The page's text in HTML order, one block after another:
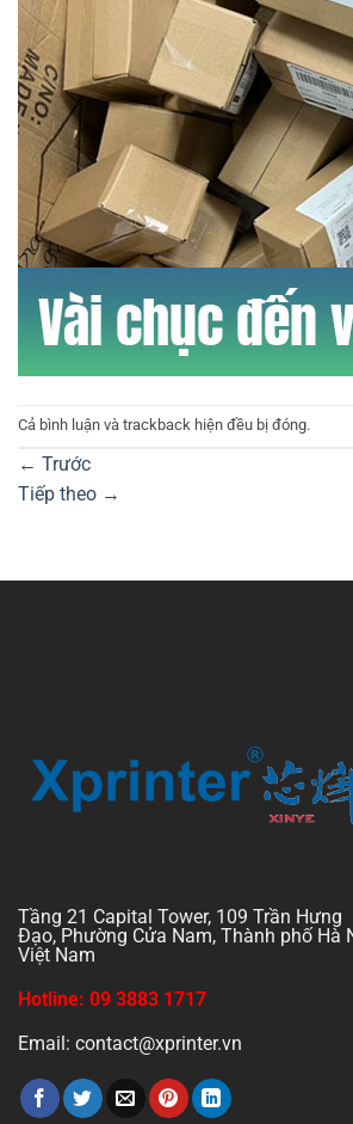
Cả bình luận và trackback hiện đều bị đóng.
← Trước
Tiếp theo →
Tầng 21 Capital Tower, 109 Trần Hưng
Đạo, Phường Cửa Nam, Thành phố Hà
Việt Nam
Hotline: 09 3883 1717
Email: contact@xprinter.vn